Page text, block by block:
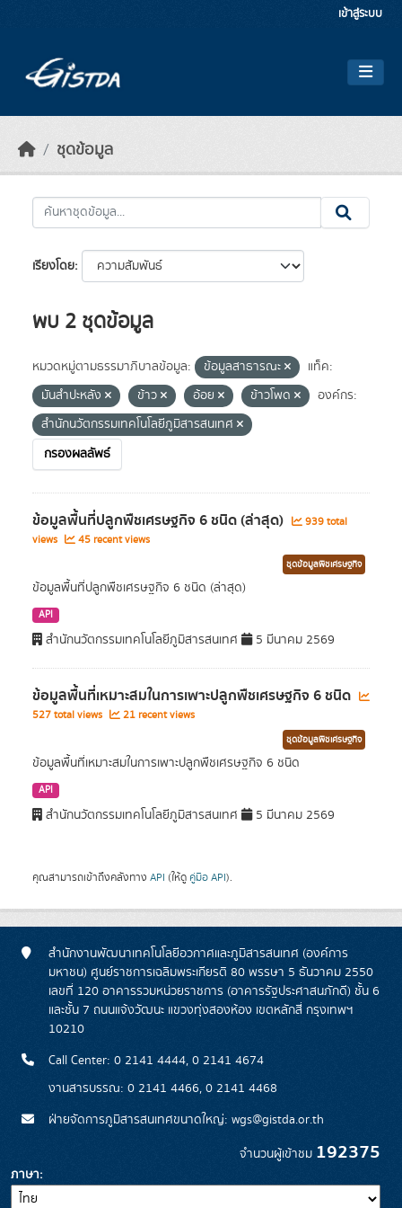
เข้าสู่ระบบ
ชุดข้อมูล
เรียงโดย
พบ 2 ชุดข้อมูล
หมวดหมู่ตามธรรมาภิบาลข้อมูล: ข้อมูลสาธารณะ
แท็ค:
มันสำปะหลัง
ข้าว อ้อย ข้าวโพด
องค์กร:
สำนักนวัตกรรมเทคโนโลยีภูมิสารสนเทศ
กรองผลลัพธ์
ข้อมูลพื้นที่ปลูกพืชเศรษฐกิจ 6 ชนิด (ล่าสุด)
939 total
views
45 recent views
ชุดข้อมูลพืชเศรษฐกิจ
ข้อมูลพื้นที่ปลูกพืชเศรษฐกิจ 6 ชนิด (ล่าสุด)
API
สำนักนวัตกรรมเทคโนโลยีภูมิสารสนเทศ 5 มีนาคม 2569
ข้อมูลพื้นที่เหมาะสมในการเพาะปลูกพืชเศรษฐกิจ 6 ชนิด
527 total views 21 recent views
ชุดข้อมูลพืชเศรษฐกิจ
ข้อมูลพื้นที่เหมาะสมในการเพาะปลูกพืชเศรษฐกิจ 6 ชนิด
API
สำนักนวัตกรรมเทคโนโลยีภูมิสารสนเทศ 5 มีนาคม 2569
คุณสามารถเข้าถึงคลังทาง API (ให้ดู คู่มือ API).
สำนักงานพัฒนาเทคโนโลยีอวกาศและภูมิสารสนเทศ (องค์การ
มหาชน) ศูนย์ราชการเฉลิมพระเกียรติ 80 พรรษา 5 ธันวาคม 2550
เลขที่ 120 อาคารรวมหน่วยราชการ (อาคารรัฐประศาสนภักดี) ชั้น 6
และชั้น 7 ถนนแจ้งวัฒนะ แขวงทุ่งสองห้อง เขตหลักสี่ กรุงเทพฯ
10210
Call Center: 0 2141 4444, 0 2141 4674
งานสารบรรณ: 0 2141 4466, 0 2141 4468
ฝ่ายจัดการภูมิสารสนเทศขนาดใหญ่: wgs@gistda.or.th
จำนวนผู้เข้าชม 192375
ภาษา